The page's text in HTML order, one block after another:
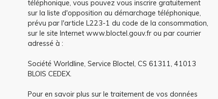
téléphonique, vous pouvez vous inscrire gratuitement
sur la liste d'opposition au démarchage téléphonique,
prévu par l'article L223-1 du code de la consommation,
sur le site Internet www.bloctel.gouv.fr ou par courrier
adressé à :
Société Worldline, Service Bloctel, CS 61311, 41013
BLOIS CEDEX.
Pour en savoir plus sur le traitement de vos données